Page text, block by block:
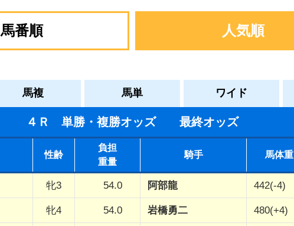
馬番順 人気順
馬複 馬単 ワイド
４Ｒ 単勝・複勝オッズ 最終オッズ
性齢
負担
重量
騎手 馬体重
牝3 54.0 阿部龍 442(-4)
牝4 54.0 岩橋勇二 480(+4)